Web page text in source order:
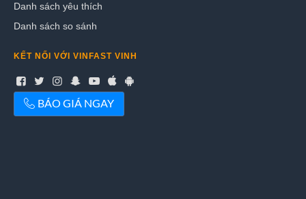
Danh sách yêu thích
Danh sách so sánh
KẾT NỐI VỚI VINFAST VINH
BÁO GIÁ NGAY